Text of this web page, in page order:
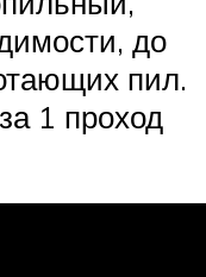
до
пил.
1 проход